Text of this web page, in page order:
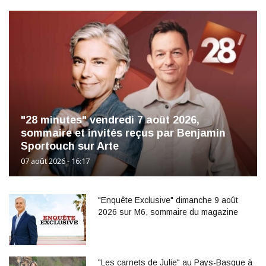
"28 minutes" vendredi 7 août 2026,
sommaire et invités reçus par Benjamin
Sportouch sur Arte
07 août 2026 - 16:17
"Enquête Exclusive" dimanche 9 août
2026 sur M6, sommaire du magazine
"Les carnets de Julie" au Pays-Basque à